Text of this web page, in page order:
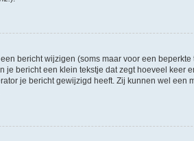
bericht wijzigen (soms maar voor een
bericht een klein tekstje dat zegt hoeveel keer
je bericht gewijzigd heeft. Zij kunnen wel een